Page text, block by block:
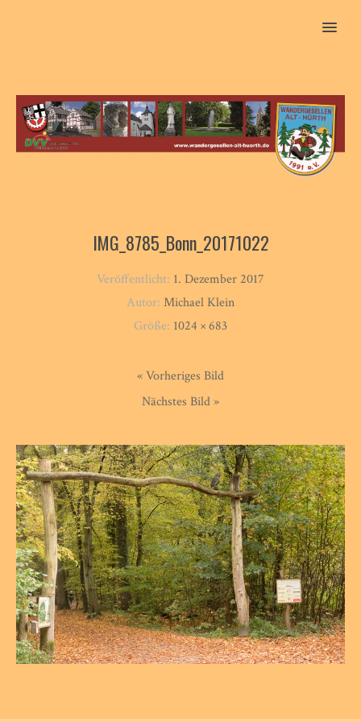
MENU
IMG_8785_Bonn_20171022
Veröffentlicht: 1. Dezember 2017
Autor: Michael Klein
Größe: 1024 × 683
« Vorheriges Bild
Nächstes Bild »